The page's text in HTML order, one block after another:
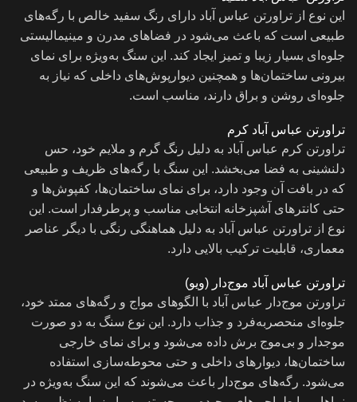
این نوع از تراورتن عباس آباد دارای رنگ سفید خالص با رگه‌های
طبیعی است که باعث می‌شود در فضاهای مدرن و مینیمالیستی
جلوه‌ای بسیار زیبا و تمیز ایجاد کند. این سنگ به‌ویژه برای نمای
بیرونی ساختمان‌ها و همچنین دیوارپوش‌های داخلی که نیاز به
جلوه‌ای روشن و براق دارند، مناسب است.
تراورتن عباس آباد کرم
تراورتن کرم عباس آباد به دلیل رنگ گرم و ملایم خود، حس
دلنشینی به فضا می‌بخشد. این سنگ با رگه‌های ظریف و طبیعی
که در بافت آن وجود دارد، برای نمای ساختمان‌ها، کفپوش‌ها و
حتی کانترهای آشپزخانه انتخابی مناسب و پرطرفدار است. این
نوع از تراورتن عباس آباد به دلیل هماهنگی رنگی با دیگر عناصر
معماری، قابلیت ترکیب بالایی دارد.
تراورتن عباس آباد موج‌دار (ویو)
تراورتن موج‌دار عباس آباد با الگوهای مواج و رگه‌های ممتد خود،
جلوه‌ای منحصربه‌فرد و جذاب دارد. این نوع سنگ به دو صورت
موجدار و بی‌موج برش داده می‌شود و برای نمای خارجی
ساختمان‌ها، دیوارهای داخلی و حتی محوطه‌سازی استفاده
می‌شود. رگه‌های موج‌دار باعث می‌شوند که این سنگ به‌ویژه در